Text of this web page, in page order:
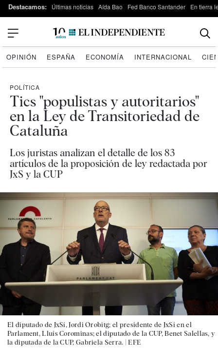
Destacamos: Últimas noticias Aída Bao Fed Banco Santander En tierra
OPINIÓN ESPAÑA ECONOMÍA INTERNACIONAL
POLÍTICA
Tics "populistas y autoritarios"
en la Ley de Transitoriedad de
Cataluña
Los juristas analizan el detalle de los 83
artículos de la proposición de ley redactada por
JxS y la CUP
El diputado de JxSí, Jordi Orobitg; el presidente de JxSí en el
Parlament, Lluís Corominas; el diputado de la CUP, Benet Salellas, y
la diputada de la CUP, Gabriela Serra. |EFE